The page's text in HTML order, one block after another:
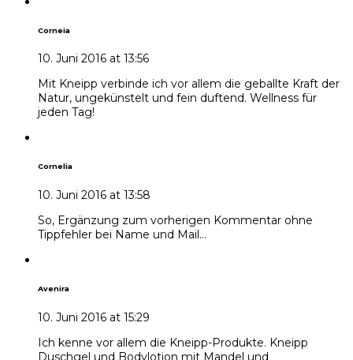
Corneia
10. Juni 2016 at 13:56
Mit Kneipp verbinde ich vor allem die geballte Kraft der
Natur, ungekünstelt und fein duftend. Wellness für
jeden Tag!
Cornelia
10. Juni 2016 at 13:58
So, Ergänzung zum vorherigen Kommentar ohne
Tippfehler bei Name und Mail…
Avenira
10. Juni 2016 at 15:29
Ich kenne vor allem die Kneipp-Produkte. Kneipp
Duschgel und Bodylotion mit Mandel und